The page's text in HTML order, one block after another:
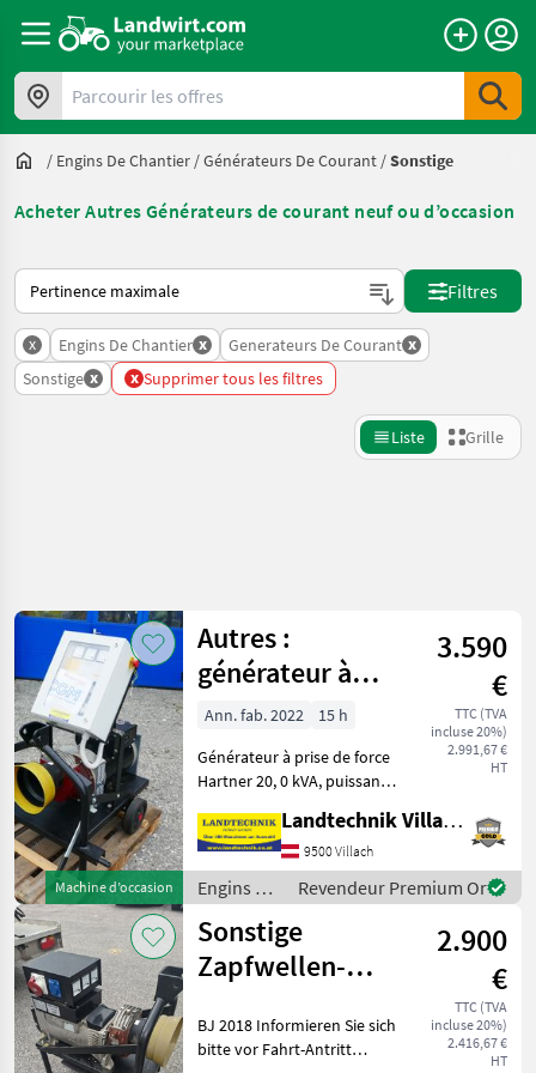
Parcourir les offres
/ Engins De Chantier /Générateurs De Courant /Sonstige
Acheter Autres Générateurs de courant neuf ou d’occasion
Voici comment les annonces sont triées sur Landwirt.com
Filtres
x Engins De Chantier x Generateurs De Courant x
Sonstige x x Supprimer tous les filtres
Liste Grille
Catégorie 4 Pays
CHEMIN
ACTUEL
matériel de
construction
Engins De
Chantier
Generateurs
De Courant
Sonstige
CHOISIR
UNE
CATÉGORIE
Sonstige
Réinitialiser
Afficher
résultats
Machine d’occasion
Autres :
générateur à
prise de force
Hartner 20,0 kVA
3.590
€
TTC (TVA
incluse 20%)
2.991,67 €
HT
Ann. fab. 2022
15 h
Générateur à prise de force
Hartner 20, 0 kVA, puissance
force du tracteur : 50 PS,
vitesse de rotation lente : 1
500 tours par minute, avec r
Landtechnik Villach GmbH
9500 Villach
Engins de
chantier /
Sonstige
Revendeur Premium Or
Sonstige
Zapfwellen-
16 KW
2.900
€
TTC (TVA
incluse 20%)
2.416,67 €
HT
BJ 2018 Informieren Sie sich
bitte vor Fahrt-Antritt